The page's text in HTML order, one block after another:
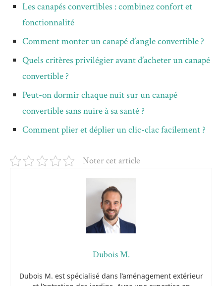
Les canapés convertibles : combinez confort et
fonctionnalité
Comment monter un canapé d’angle convertible ?
Quels critères privilégier avant d’acheter un canapé
convertible ?
Peut-on dormir chaque nuit sur un canapé
convertible sans nuire à sa santé ?
Comment plier et déplier un clic-clac facilement ?
Noter cet article
Dubois M.
Dubois M. est spécialisé dans l’aménagement extérieur